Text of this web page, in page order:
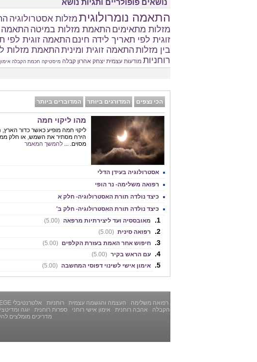
נושאים פופולריים ותגיות נושא
התאמה נומרולוגית מזלות אסטרולוגיה
מזלות מתאימים התאמת מזלות במיטה התאמה
זוגית לפי תאריך לידה חינם התאמה זוגית לפי
בין מזלות התאמה זוגית ומינית התאמת מזלות
רוחניות מודעות עצמית יצחק אהרון קבלה מיסטיקה חכמת הקבלה
הכי נצפים המדורגים ביותר המדוברים ביותר
מהו ליקוי חמה
ליקוי חמה מופיע כאשר כדור
הירח מסתיר את השמש, או חלק
מסוים. ... להמשך המאמר
אסטרולוגיה בעידן הדלי
רפואה משלימה- נר הופי
כיצד נולדה תורת האסטרולוגיה- חלק א
כיצד נולדה תורת האסטרולוגיה- חלק ב'
מאובססיה ועד ליצירתיות מרפאה (5.00)
רפואה סינית (5.00)
חיפוש אחר האמת בעזרת הקלפים (5.00)
עם הראש בקיר (5.00)
אימון אישי לשינוי דפוסי המחשבה (5.00)
רפואה משלימה העצמה והגשמה עצמית רוחניות אלטרנטיבלי COLLEGE
הקבלה
אהבה רוחנית אימון אישי רוחני ספרות רוחנית יוגה
מדריכים מומלצים